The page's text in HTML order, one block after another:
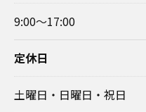
9:00～17:00
定休日
土曜日・日曜日・祝日